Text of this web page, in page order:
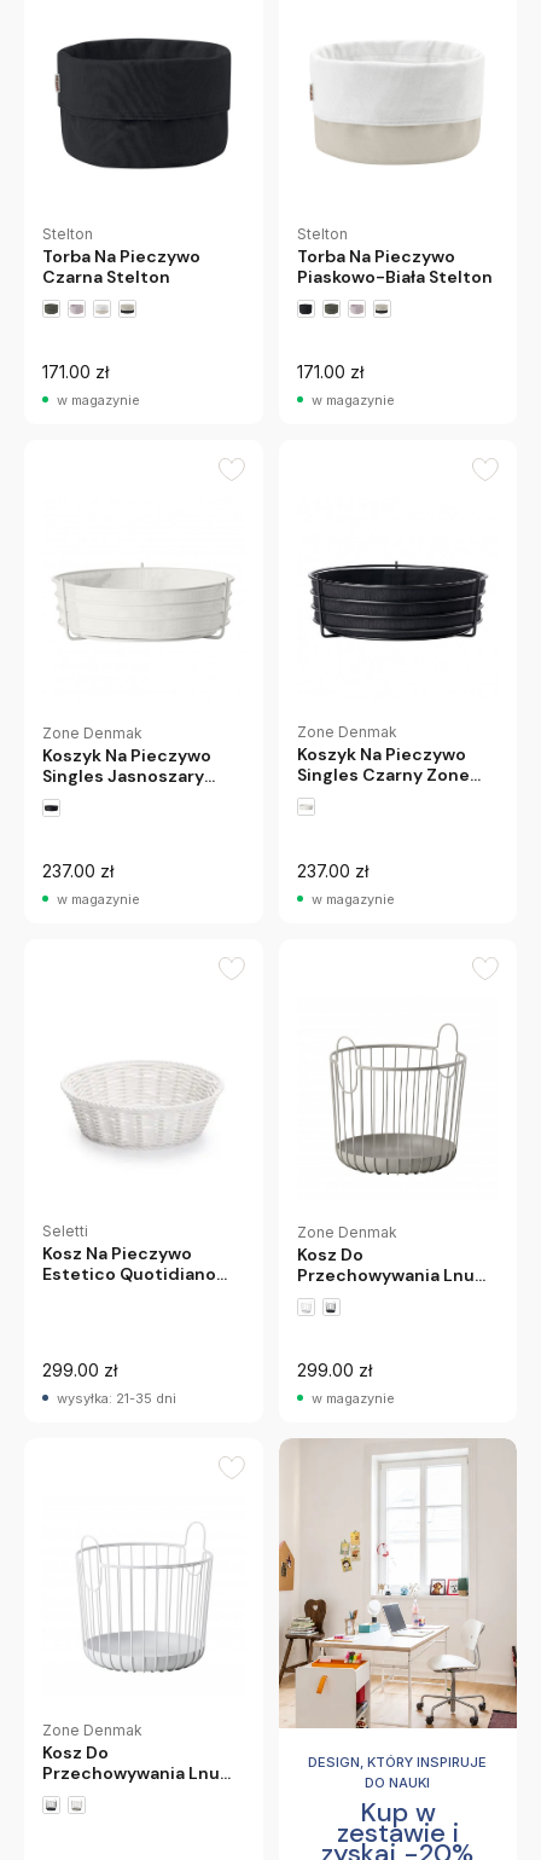
Stelton
Torba Na Pieczywo
Czarna Stelton
171.00 zł
w magazynie
Stelton
Torba Na Pieczywo
Piaskowo-Biała Stelton
171.00 zł
w magazynie
Zone Denmak
Koszyk Na Pieczywo
Singles Jasnoszary
Zone Denmark
237.00 zł
w magazynie
Zone Denmak
Koszyk Na Pieczywo
Singles Czarny Zone
Denmark
237.00 zł
w magazynie
Seletti
Kosz Na Pieczywo
Estetico Quotidiano
299.00 zł
wysyłka: 21-35 dni
Zone Denmak
Kosz Do
Przechowywania Lnu
30 Cm Ciemnoszary
Zone Denmark
299.00 zł
w magazynie
Zone Denmak
Kosz Do
Przechowywania Lnu
30 Cm Jasnoszary
Zone Denmark
DESIGN, KTÓRY INSPIRUJE
DO NAUKI
Kup w
zestawie i